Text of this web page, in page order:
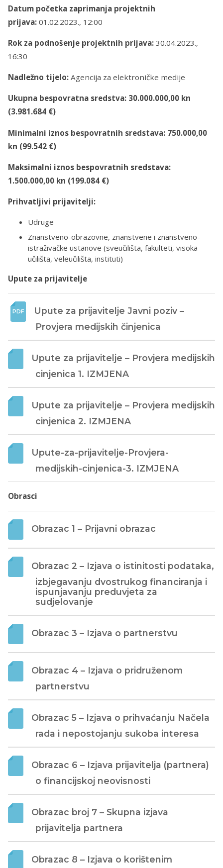
Datum početka zaprimanja projektnih
prijava: 01.02.2023., 12:00
Rok za podnošenje projektnih prijava: 30.04.2023.,
16:30
Nadležno tijelo: Agencija za elektroničke medije
Ukupna bespovratna sredstva: 30.000.000,00 kn
(3.981.684 €)
Minimalni iznos bespovratnih sredstava: 750.000,00
kn (99.542 €)
Maksimalni iznos bespovratnih sredstava:
1.500.000,00 kn (199.084 €)
Prihvatljivi prijavitelji:
Udruge
Znanstveno-obrazovne, znanstvene i znanstveno-
istraživačke ustanove (sveučilišta, fakulteti, visoka
učilišta, veleučilišta, instituti)
Upute za prijavitelje
Upute za prijavitelje Javni poziv –
Provjera medijskih činjenica
Upute za prijavitelje – Provjera medijskih
cinjenica 1. IZMJENA
Upute za prijavitelje – Provjera medijskih
cinjenica 2. IZMJENA
Upute-za-prijavitelje-Provjera-
medijskih-cinjenica-3. IZMJENA
Obrasci
Obrazac 1 – Prijavni obrazac
Obrazac 2 – Izjava o istinitosti podataka,
izbjegavanju dvostrukog financiranja i
ispunjavanju preduvjeta za
sudjelovanje
Obrazac 3 – Izjava o partnerstvu
Obrazac 4 – Izjava o pridruženom
partnerstvu
Obrazac 5 – Izjava o prihvaćanju Načela
rada i nepostojanju sukoba interesa
Obrazac 6 – Izjava prijavitelja (partnera)
o financijskoj neovisnosti
Obrazac broj 7 – Skupna izjava
prijavitelja partnera
Obrazac 8 – Izjava o korištenim